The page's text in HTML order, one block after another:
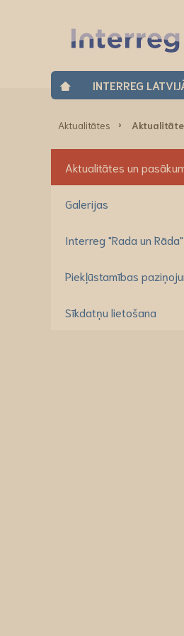
INTERREG
Aktualitātes
Aktualitātes un
Galerijas
Interreg "Rada un Rāda"
Piekļūstamības
Sīkdatņu lietošana